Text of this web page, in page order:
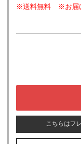
※送料無料 ※お届
こちらはフ